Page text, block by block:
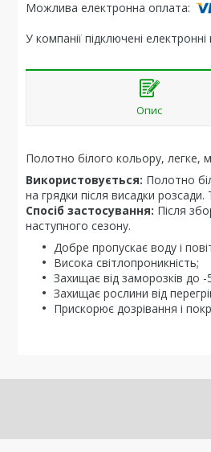
У компанії підключені
Опис
Полотно білого кольору, легке,
Використовується: Полотно
на грядки після висадки
Спосіб застосування: Після
наступного сезону.
Добре пропускає воду і
Висока світлопроникність;
Захищає від заморозків до -
Захищає рослини від
Прискорює дозрівання і